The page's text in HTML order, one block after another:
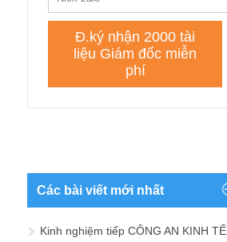
Các bài viết mới nhất
Kinh nghiệm tiếp CÔNG AN KINH TẾ,